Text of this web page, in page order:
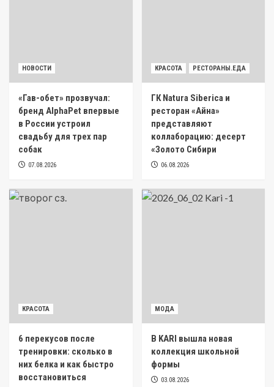
НОВОСТИ
«Гав-обет» прозвучал:
бренд AlphaPet впервые
в России устроил
свадьбу для трех пар
собак
07.08.2026
КРАСОТА РЕСТОРАНЫ.ЕДА
ГК Natura Siberica и
ресторан «Айна»
представляют
коллаборацию: десерт
«Золото Сибири
06.08.2026
КРАСОТА
6 перекусов после
тренировки: сколько в
них белка и как быстро
восстановиться
МОДА
В KARI вышла новая
коллекция школьной
формы
03.08.2026